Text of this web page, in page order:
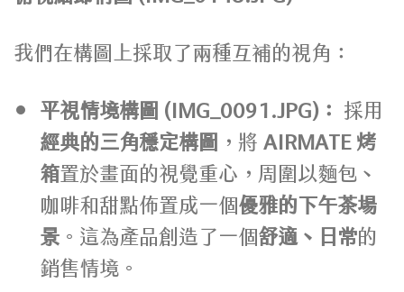
我們在構圖上採取了兩種互補的視角：
平視情境構圖 (IMG_0091.JPG)： 採用
經典的三角穩定構圖 ，將AIRMATE 烤
箱置於畫面的視覺重心，周圍以麵包、
咖啡和甜點佈置成一個優雅的下午茶場
景 。這為產品創造了一個舒適、日常的
銷售情境。